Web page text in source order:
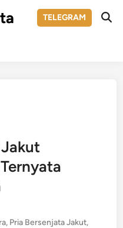
TELEGRAM
, Pria Bersenjata Jakut,